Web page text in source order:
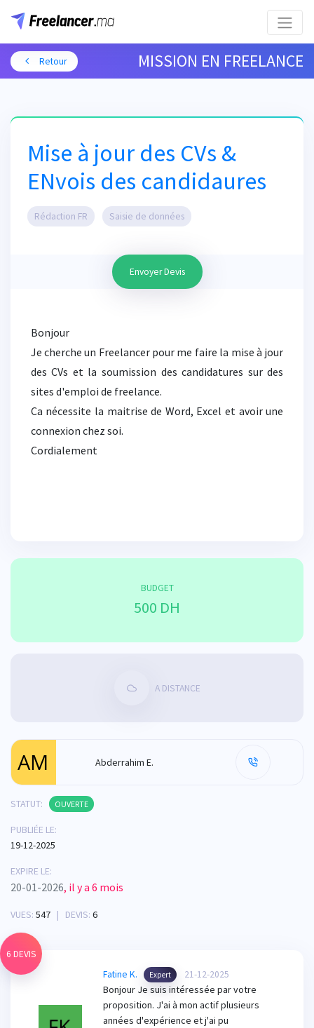
Retour MISSION EN FREELANCE
Mise à jour des CVs &
ENvois des candidaures
Rédaction FR Saisie de données
Envoyer Devis
Bonjour
Je cherche un Freelancer pour me faire la mise à jour
des CVs et la soumission des candidatures sur des
sites d'emploi de freelance.
Ca nécessite la maitrise de Word, Excel et avoir une
connexion chez soi.
Cordialement
BUDGET
500 DH
A DISTANCE
Abderrahim E.
STATUT: OUVERTE
PUBLIÉE LE:
19-12-2025
EXPIRE LE:
20-01-2026, il y a 6 mois
VUES: 547 | DEVIS: 6
6 DEVIS
Fatine K.
Expert 21-12-2025
Bonjour Je suis intéressée par votre
proposition. J'ai à mon actif plusieurs
années d'expérience et j'ai pu